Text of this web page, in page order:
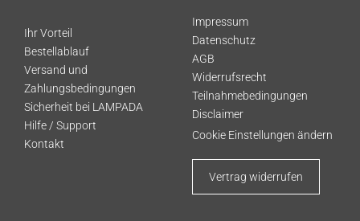
Ihr Vorteil
Bestellablauf
Versand und
Zahlungsbedingungen
Sicherheit bei LAMPADA
Hilfe / Support
Kontakt
Impressum
Datenschutz
AGB
Widerrufsrecht
Teilnahmebedingungen
Disclaimer
Cookie Einstellungen ändern
Vertrag widerrufen